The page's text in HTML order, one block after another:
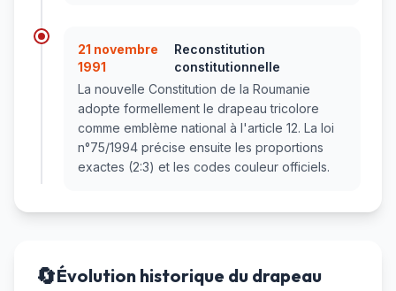
21 novembre
1991
Reconstitution
constitutionnelle
La nouvelle Constitution de la Roumanie
adopte formellement le drapeau tricolore
comme emblème national à l'article 12. La loi
n°75/1994 précise ensuite les proportions
exactes (2:3) et les codes couleur officiels.
🔄Évolution historique du drapeau